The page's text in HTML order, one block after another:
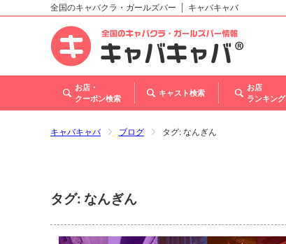
北海道
東北
甲信越・北陸
関西
全国のキャバクラ・ガールズバー キャバキャバ
お店・
クーポン検索
キャスト検索
お店
ランキング
キャバキャバ ブログ タグ: なんぎん
タグ: なんぎん